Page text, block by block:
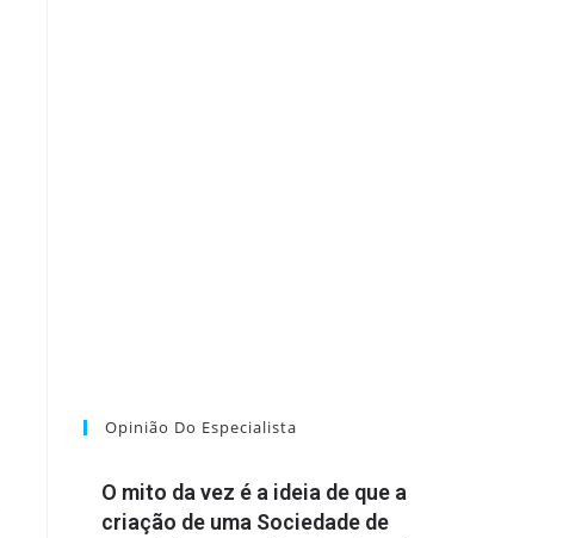
Opinião Do Especialista
O mito da vez é a ideia de que a
criação de uma Sociedade de